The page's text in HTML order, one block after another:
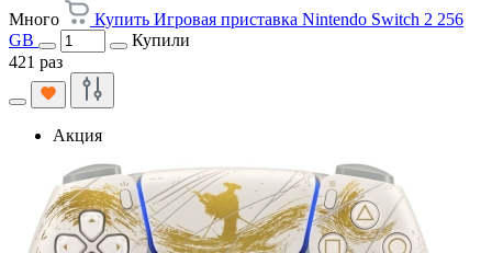
Много
Купить Игровая приставка Nintendo Switch 2 256
GB
Купили
421 раз
Акция